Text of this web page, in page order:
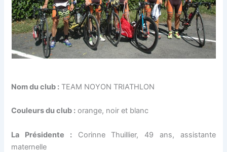
Nom du club : TEAM NOYON TRIATHLON
Couleurs du club : orange, noir et blanc
La Présidente :Corinne Thuillier, 49 ans, assistante
maternelle